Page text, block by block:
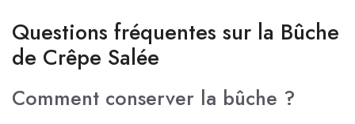
Questions fréquentes sur la Bûche
de Crêpe Salée
Comment conserver la bûche ?